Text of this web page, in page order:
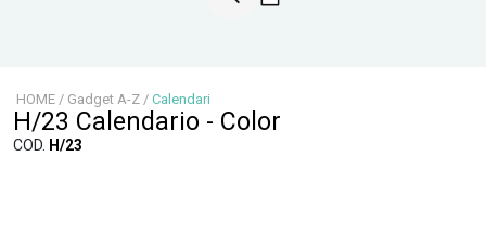
HOME / Gadget A-Z / Calendari
H/23 Calendario - Color
COD. H/23